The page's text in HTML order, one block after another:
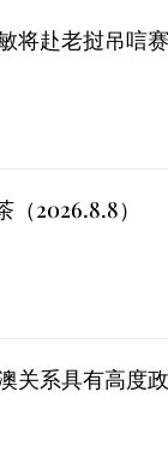
将赴老挝吊唁赛
（2026.8.8）
关系具有高度政